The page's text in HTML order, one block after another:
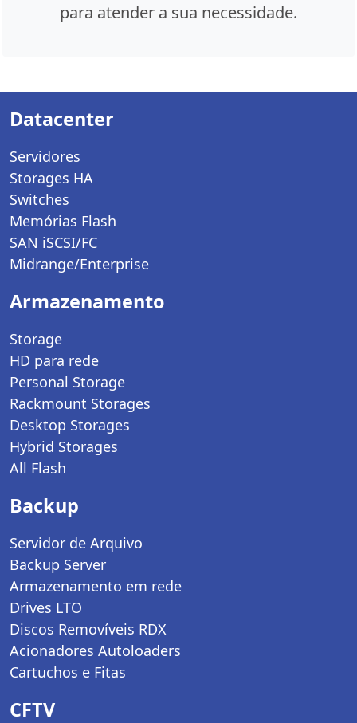
para atender a sua necessidade.
Datacenter
Servidores
Storages HA
Switches
Memórias Flash
SAN iSCSI/FC
Midrange/Enterprise
Armazenamento
Storage
HD para rede
Personal Storage
Rackmount Storages
Desktop Storages
Hybrid Storages
All Flash
Backup
Servidor de Arquivo
Backup Server
Armazenamento em rede
Drives LTO
Discos Removíveis RDX
Acionadores Autoloaders
Cartuchos e Fitas
CFTV